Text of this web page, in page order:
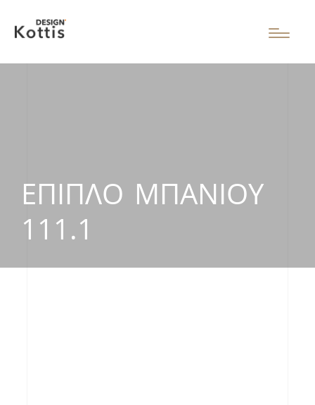
ΈΠΙΠΛΟ ΜΠΆΝΙΟΥ
111.1